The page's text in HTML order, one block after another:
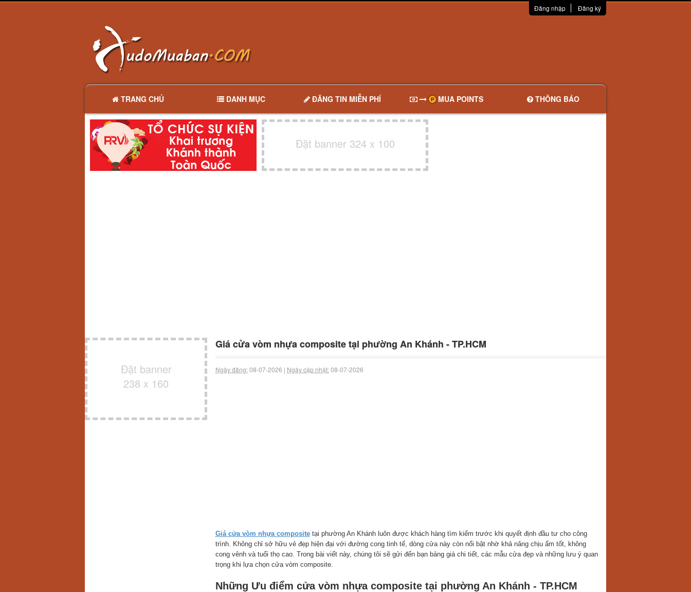
Đăng nhập Đăng ký
TRANG CHỦ DANH MỤC ĐĂNG TIN MIỄN PHÍ MUA POINTS THÔNG BÁO
Đặt banner 324 x 100
Đặt banner
238 x 160
Giá cửa vòm nhựa composite tại phường An Khánh - TP.HCM
Ngày đăng:08-07-2026 | Ngày cập nhật:08-07-2026
Giá cửa vòm nhựa compositetại phường An Khánh luôn được khách hàng tìm kiếm trước khi quyết định đầu tư cho công
trình. Không chỉ sở hữu vẻ đẹp hiện đại với đường cong tinh tế, dòng cửa này còn nổi bật nhờ khả năng chịu ẩm tốt, không
cong vênh và tuổi thọ cao. Trong bài viết này, chúng tôi sẽ gửi đến bạn bảng giá chi tiết, các mẫu cửa đẹp và những lưu ý quan
trọng khi lựa chọn cửa vòm composite.
Những Ưu điểm cửa vòm nhựa composite tại phường An Khánh - TP.HCM